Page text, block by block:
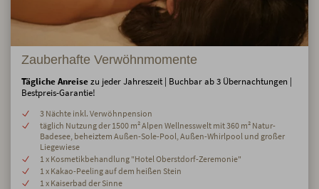
Zauberhafte Verwöhnmomente
Tägliche Anreisezu jeder Jahreszeit | Buchbar ab 3 Übernachtungen |
Bestpreis-Garantie!
3 Nächte inkl. Verwöhnpension
täglich Nutzung der 1500 m² Alpen Wellnesswelt mit 360 m² Natur-
Badesee, beheiztem Außen-Sole-Pool, Außen-Whirlpool und großer
Liegewiese
1 x Kosmetikbehandlung "Hotel Oberstdorf-Zeremonie"
1 x Kakao-Peeling auf dem heißen Stein
1 x Kaiserbad der Sinne